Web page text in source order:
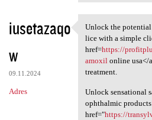
iusetazaqo
w
09.11.2024
Adres
Unlock the
Unlock the potential
lice with a simple
href=https://
amoxil online usa</
treatment.
Unlock sensational
ophthalmic
href="https://